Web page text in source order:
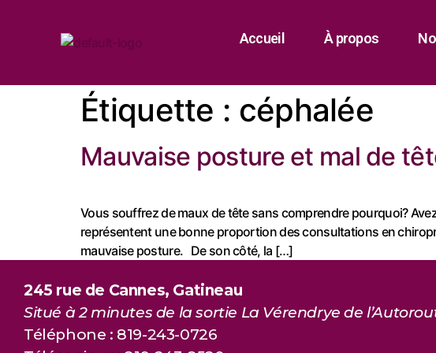
Accueil À propos
Étiquette : céphalée
Mauvaise posture et mal de
Vous souffrez de maux de tête sans comprendre pourquoi?
représentent une bonne proportion des consultations en
mauvaise posture. De son côté, la […]
245 rue de Cannes, Gatineau
Situé à 2 minutes de la sortie La Vérendrye de
Téléphone : 819-243-0726